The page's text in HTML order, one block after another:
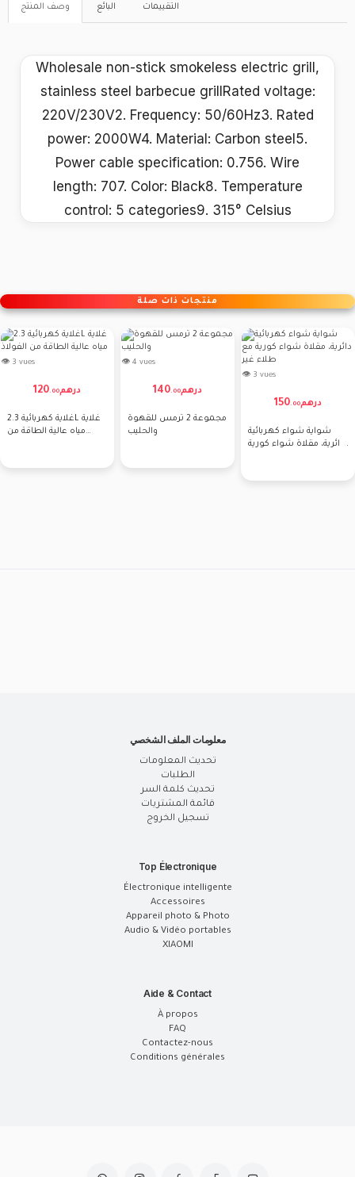
وصف المنتج البائع التقييمات
Wholesale non-stick smokeless electric grill,
stainless steel barbecue grillRated voltage:
220V/230V2. Frequency: 50/60Hz3. Rated
power: 2000W4. Material: Carbon steel5.
Power cable specification: 0.756. Wire
length: 707. Color: Black8. Temperature
control: 5 categories9. 315° Celsius
منتجات ذات صلة
👁 3 vues
120. 00درهم
غلاية كهربائية 2.3L غلاية
مياه عالية الطاقة من
👁 4 vues
140. 00درهم
مجموعة 2 ترمس للقهوة
والحليب
👁 3 vues
150. 00درهم
شواية شواء كهربائية
دائرية، مقلاة شواء كورية
معلومات الملف الشخصي
تحديث المعلومات
الطلبات
تحديث كلمة السر
قائمة المشتريات
تسجيل الخروج
Top Électronique
Électronique intelligente
Accessoires
Appareil photo & Photo
Audio & Vidéo portables
XIAOMI
Aide & Contact
À propos
FAQ
Contactez-nous
Conditions générales